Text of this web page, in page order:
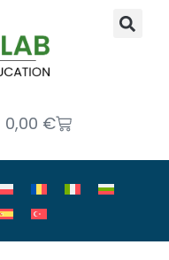
0,00 €